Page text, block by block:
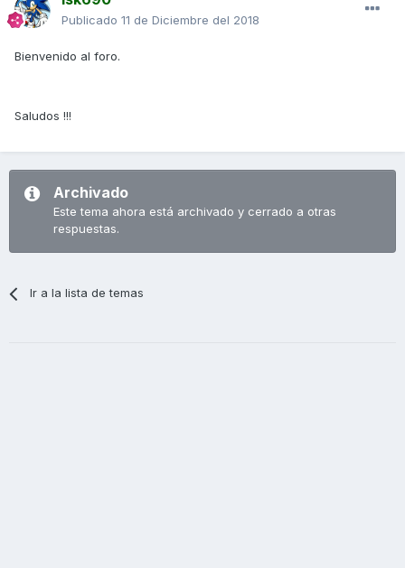
Publicado 11 de Diciembre del 2018
Bienvenido al foro.
Saludos !!!
Archivado
Este tema ahora está archivado y cerrado a otras
respuestas.
Ir a la lista de temas